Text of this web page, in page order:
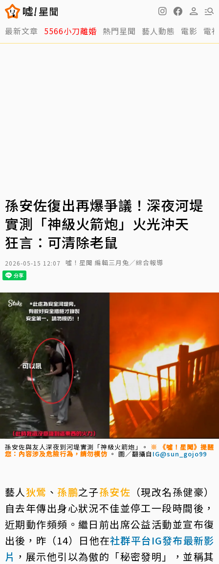
最新文章 5566小刀離婚 熱門星聞 藝人動態 電影 電
孫安佐復出再爆爭議！深夜河堤
實測「神級火箭炮」火光沖天
狂言：可清除老鼠
2026-05-15 12:07 噓！星聞 編輯三月兔／綜合報導
孫安佐與友人深夜到河堤實測「神級火箭炮」。 ※ 《噓！星聞》提醒
您：內容涉及危險行為，請勿模仿 。 圖／翻攝自 IG@sun_gojo99
藝人 狄鶯 、 孫鵬之子孫安佐 （現改名孫健豪）
自去年傳出身心狀況不佳並停工一段時間後，
近期動作頻頻。繼日前出席公益活動並宣布復
出後，昨（14）日他在社群平台IG發布最新影
片 ，展示他引以為傲的「秘密發明」，並稱其